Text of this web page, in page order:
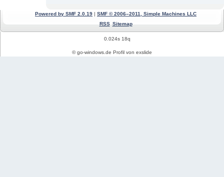
Powered by SMF 2.0.19 | SMF © 2006–2011, Simple Machines LLC
RSS Sitemap
0.024s 18q
© go-windows.de Profil von exslide